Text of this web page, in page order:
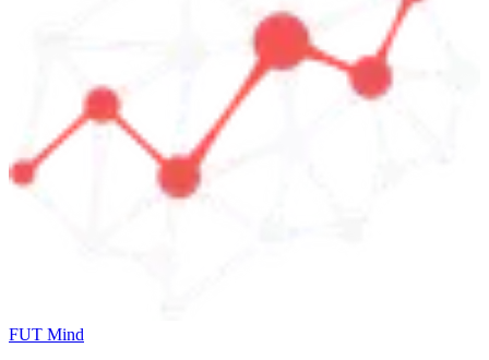
FUT Mind